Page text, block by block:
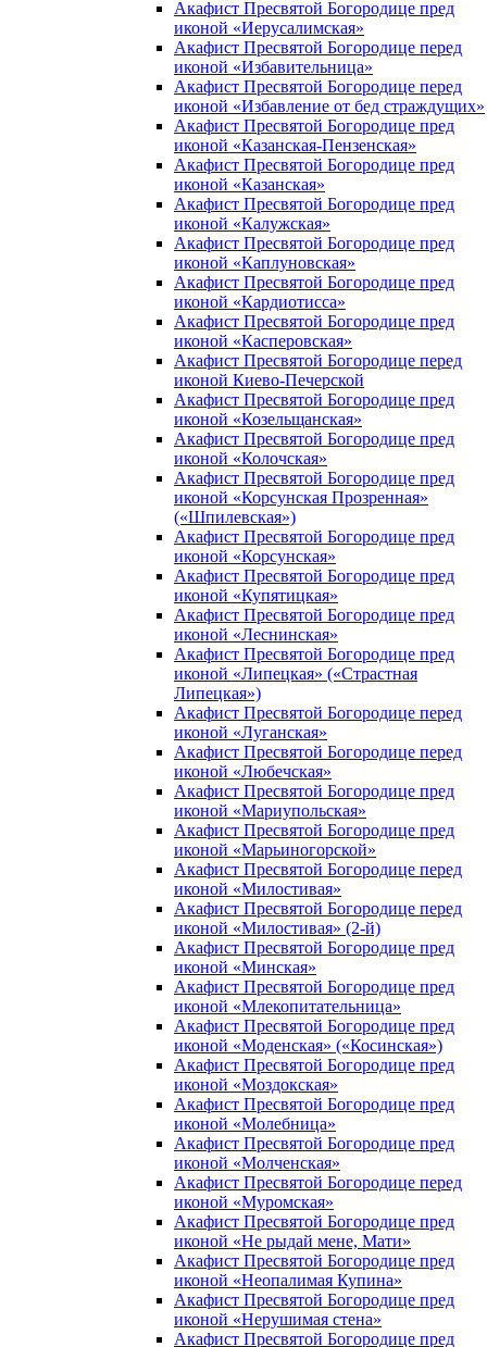
Акафист Пресвятой Богородице пред
иконой «Иерусалимская»
Акафист Пресвятой Богородице перед
иконой «Избавительница»
Акафист Пресвятой Богородице перед
иконой «Избавление от бед страждущих»
Акафист Пресвятой Богородице пред
иконой «Казанская-Пензенская»
Акафист Пресвятой Богородице пред
иконой «Казанская»
Акафист Пресвятой Богородице пред
иконой «Калужская»
Акафист Пресвятой Богородице пред
иконой «Каплуновская»
Акафист Пресвятой Богородице пред
иконой «Кардиотисса»
Акафист Пресвятой Богородице пред
иконой «Касперовская»
Акафист Пресвятой Богородице перед
иконой Киево-Печерской
Акафист Пресвятой Богородице пред
иконой «Козельщанская»
Акафист Пресвятой Богородице пред
иконой «Колочская»
Акафист Пресвятой Богородице пред
иконой «Корсунская Прозренная»
(«Шпилевская»)
Акафист Пресвятой Богородице пред
иконой «Корсунская»
Акафист Пресвятой Богородице пред
иконой «Купятицкая»
Акафист Пресвятой Богородице пред
иконой «Леснинская»
Акафист Пресвятой Богородице пред
иконой «Липецкая» («Страстная
Липецкая»)
Акафист Пресвятой Богородице перед
иконой «Луганская»
Акафист Пресвятой Богородице перед
иконой «Любечская»
Акафист Пресвятой Богородице пред
иконой «Мариупольская»
Акафист Пресвятой Богородице пред
иконой «Марьиногорской»
Акафист Пресвятой Богородице перед
иконой «Милостивая»
Акафист Пресвятой Богородице перед
иконой «Милостивая» (2-й)
Акафист Пресвятой Богородице пред
иконой «Минская»
Акафист Пресвятой Богородице пред
иконой «Млекопитательница»
Акафист Пресвятой Богородице пред
иконой «Моденская» («Косинская»)
Акафист Пресвятой Богородице пред
иконой «Моздокская»
Акафист Пресвятой Богородице пред
иконой «Молебница»
Акафист Пресвятой Богородице пред
иконой «Молченская»
Акафист Пресвятой Богородице перед
иконой «Муромская»
Акафист Пресвятой Богородице пред
иконой «Не рыдай мене, Мати»
Акафист Пресвятой Богородице пред
иконой «Неопалимая Купина»
Акафист Пресвятой Богородице пред
иконой «Нерушимая стена»
Акафист Пресвятой Богородице пред